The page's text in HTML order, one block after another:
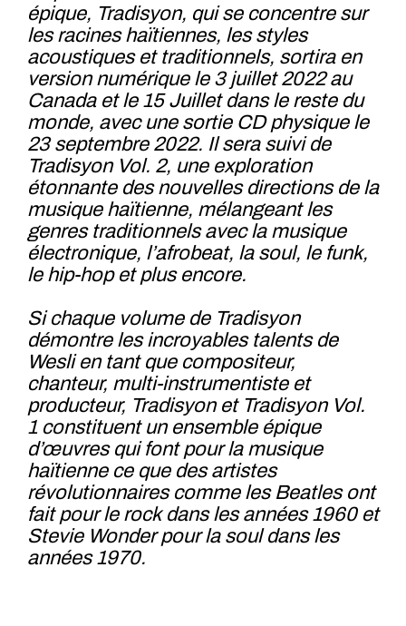
épique, Tradisyon, qui se concentre sur
les racines haïtiennes, les styles
acoustiques et traditionnels, sortira en
version numérique le 3 juillet 2022 au
Canada et le 15 Juillet dans le reste du
monde, avec une sortie CD physique le
23 septembre 2022. Il sera suivi de
Tradisyon Vol. 2, une exploration
étonnante des nouvelles directions de la
musique haïtienne, mélangeant les
genres traditionnels avec la musique
électronique, l’afrobeat, la soul, le funk,
le hip-hop et plus encore.
Si chaque volume de Tradisyon
démontre les incroyables talents de
Wesli en tant que compositeur,
chanteur, multi-instrumentiste et
producteur, Tradisyon et Tradisyon Vol.
1 constituent un ensemble épique
d’œuvres qui font pour la musique
haïtienne ce que des artistes
révolutionnaires comme les Beatles ont
fait pour le rock dans les années 1960 et
Stevie Wonder pour la soul dans les
années 1970.